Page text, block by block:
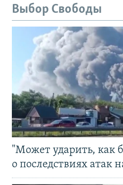
Выбор Свободы
"Может ударить, как
о последствиях атак